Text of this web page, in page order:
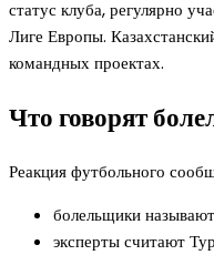
статус клуба, регулярно
Лиге Европы.
командных проектах.
Что говорят
Реакция футбольного
болельщики
эксперты считают